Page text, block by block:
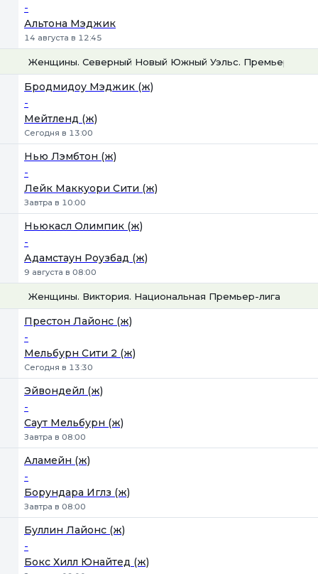
-
Альтона Мэджик
14 августа в 12:45
Женщины. Северный Новый Южный Уэльс. Премьер-лига
Бродмидоу Мэджик (ж)
-
Мейтленд (ж)
Сегодня в 13:00
Нью Лэмбтон (ж)
-
Лейк Маккуори Сити (ж)
Завтра в 10:00
Ньюкасл Олимпик (ж)
-
Адамстаун Роузбад (ж)
9 августа в 08:00
Женщины. Виктория. Национальная Премьер-лига
Престон Лайонс (ж)
-
Мельбурн Сити 2 (ж)
Сегодня в 13:30
Эйвондейл (ж)
-
Саут Мельбурн (ж)
Завтра в 08:00
Аламейн (ж)
-
Борундара Иглз (ж)
Завтра в 08:00
Буллин Лайонс (ж)
-
Бокс Хилл Юнайтед (ж)